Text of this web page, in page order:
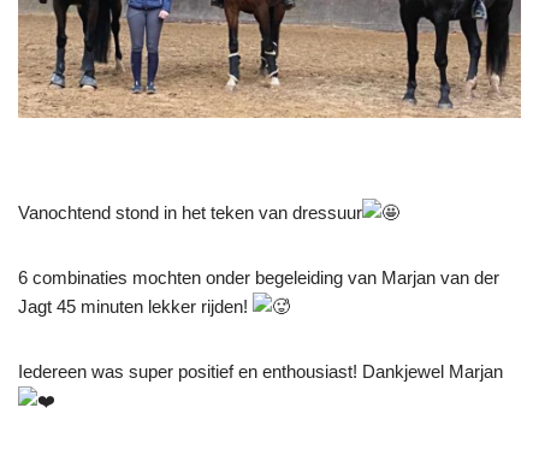
Vanochtend stond in het teken van dressuur
6 combinaties mochten onder begeleiding van Marjan van der
Jagt 45 minuten lekker rijden!
Iedereen was super positief en enthousiast! Dankjewel Marjan